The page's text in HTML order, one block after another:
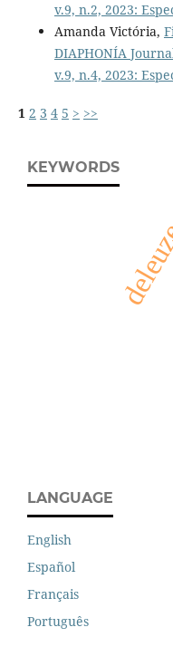
v.9, n.2, 2023:
Amanda Victória,
DIAPHONÍA
v.9, n.4, 2023:
1 2 3 4 5 > >>
KEYWORDS
LANGUAGE
English
Español
Français
Português